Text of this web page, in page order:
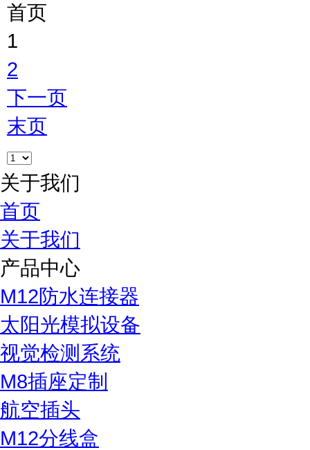
首页
1
2
下一页
末页
关于我们
首页
关于我们
产品中心
M12防水连接器
太阳光模拟设备
视觉检测系统
M8插座定制
航空插头
M12分线盒